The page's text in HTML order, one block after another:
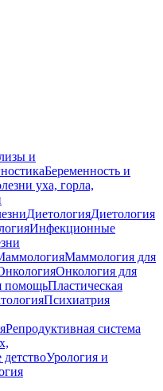
и
Беременность и
уха, горла,
ДиетологияДиетология
Инфекционные
Маммология для
Онкология для
помощьПластическая
Психиатрия
Репродуктивная система
Урология и